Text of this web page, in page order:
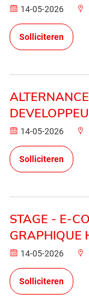
14-05-2026
Solliciteren
14-05-2026
Solliciteren
STAGE - E-
GRAPHIQUE
14-05-2026
Solliciteren